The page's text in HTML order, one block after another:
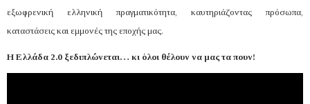
εξωφρενική ελληνική πραγματικότητα, καυτηριάζοντας πρόσωπα,
καταστάσεις και εμμονές της εποχής μας.
Η Ελλάδα 2.0 ξεδιπλώνεται… κι όλοι θέλουν να μας τα πουν!